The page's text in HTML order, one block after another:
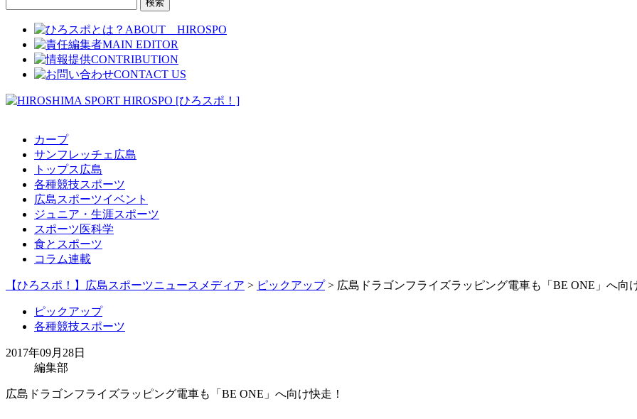
カープ
サンフレッチェ広島
トップス広島
各種競技スポーツ
広島スポーツイベント
ジュニア・生涯スポーツ
スポーツ医科学
食とスポーツ
コラム連載
【ひろスポ！】広島スポーツニュースメディア > ピックアップ> 広島ドラゴンフライズラッピング電車も「BE ONE」へ向
ピックアップ
各種競技スポーツ
2017年09月28日
編集部
広島ドラゴンフライズラッピング電車も「BE ONE」へ向け快走！